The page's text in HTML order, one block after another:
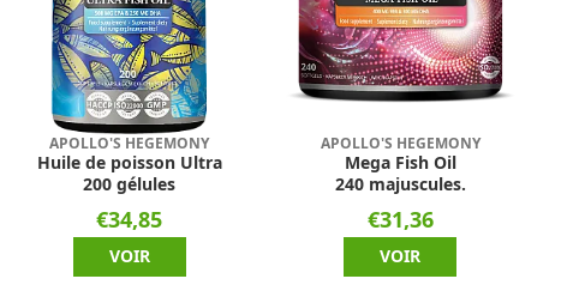
APOLLO'S HEGEMONY
Huile de poisson Ultra
200 gélules
€34,85
VOIR
APOLLO'S HEGEMONY
Mega Fish Oil
240 majuscules.
€31,36
VOIR